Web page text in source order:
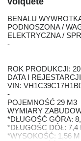
BENALU
PODNOSZONA /
ELEKTRYCZNA /
-
ROK PRODUKCJI:
DATA I
VIN:
-
POJEMNOŚĆ 29 M3
WYMIARY
*DŁUGOŚĆ GÓRA:
*DŁUGOŚC DÓŁ: 7,4
*WYSOKOŚĆ: 1,56 M